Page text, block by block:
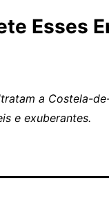
Esses
a Costela-
e exuberantes.